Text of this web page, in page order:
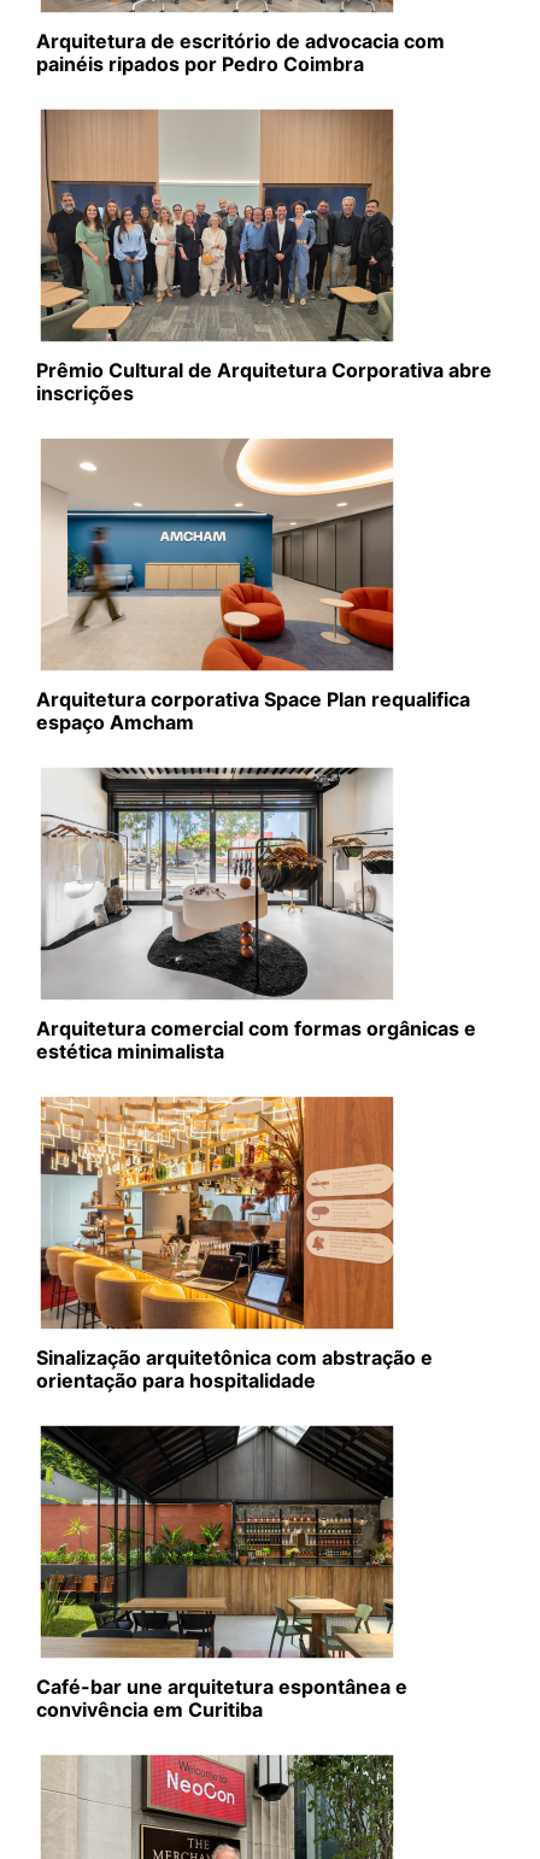
Arquitetura de escritório de advocacia com
painéis ripados por Pedro Coimbra
Prêmio Cultural de Arquitetura Corporativa abre
inscrições
Arquitetura corporativa Space Plan requalifica
espaço Amcham
Arquitetura comercial com formas orgânicas e
estética minimalista
Sinalização arquitetônica com abstração e
orientação para hospitalidade
Café-bar une arquitetura espontânea e
convivência em Curitiba